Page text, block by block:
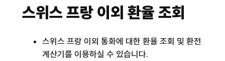
스위스 프랑 이외 환율 조회
스위스 프랑 이외 통화에 대한 환율 조회 및 환전
계산기를 이용하실 수 있습니다.